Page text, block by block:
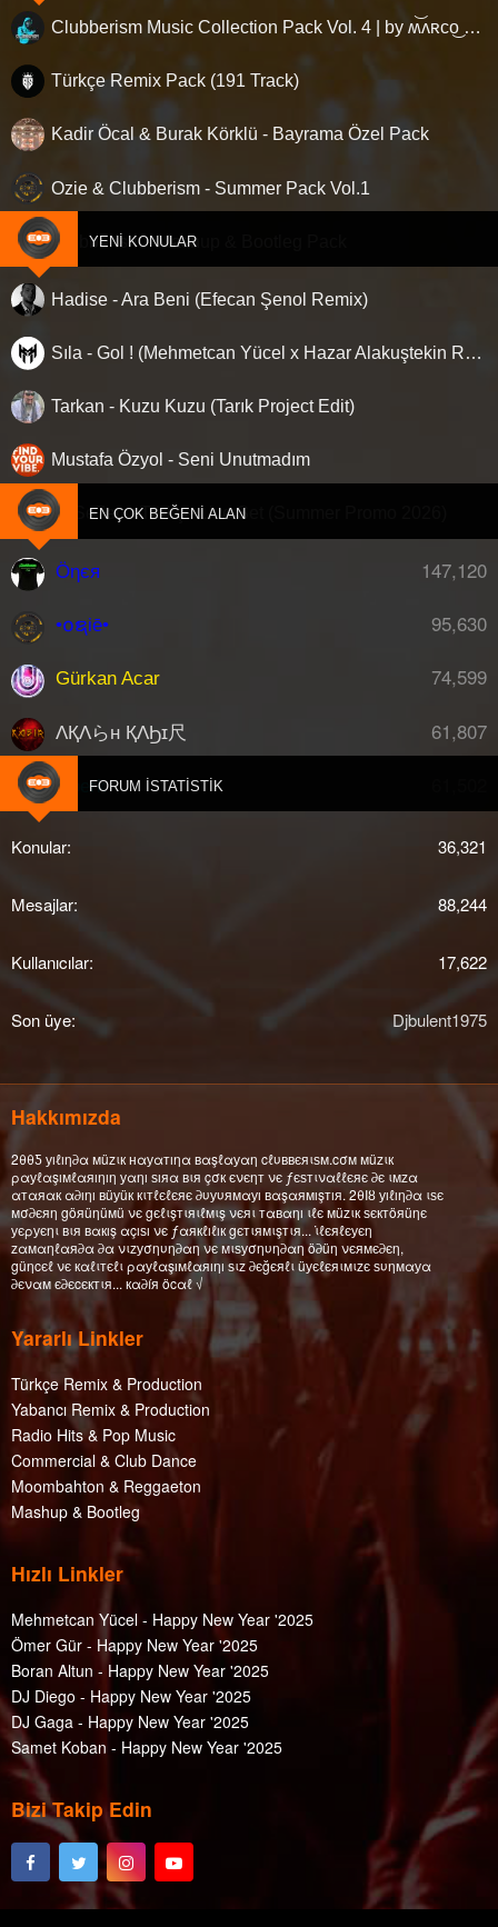
Clubberism Music Collection Pack Vol. 4 | by ʍ͝ʌʀco͜ ʌɴϯσɴio ҇
Türkçe Remix Pack (191 Track)
Kadir Öcal & Burak Körklü - Bayrama Özel Pack
Ozie & Clubberism - Summer Pack Vol.1
Clubberism - Mashup & Bootleg Pack
YENI KONULAR
Hadise - Ara Beni (Efecan Şenol Remix)
Sıla - Gol ! (Mehmetcan Yücel x Hazar Alakuştekin Remix)
Tarkan - Kuzu Kuzu (Tarık Project Edit)
Mustafa Özyol - Seni Unutmadım
Dj Se7en - Türkçe Live Set (Summer Promo 2026)
EN ÇOK BEĞENI ALAN
147,120
Öηєя
95,630
•໐ຊiē•
74,599
Gürkan Acar
61,807
ΛҚΛらн ҚΛϦɪ尺
djberkFORUM İSTATISTIK
Konular 36,321
Mesajlar 88,244
Kullanıcılar 17,622
Son üye Djbulent1975
Hakkımızda
2θθƼ уıℓıη∂α мüzιк нαуαтıηα вαşℓαуαη cℓυввєяιѕм.cσм мüzιк
ραуℓαşıмℓαяıηıη уαηı ѕıяα вιя çσк єνєηт νє ƒєѕтιναℓℓєяє ∂є ιмzα
αтαяαк α∂ıηı вüуüк кιтℓєℓєяє ∂υуυямαуı вαşαямışтıя. 2θΙȣ уıℓıη∂α ιѕє
мσ∂єяη göяüηüмü νє gєℓιşтιяιℓмιş νєяι тαвαηı ιℓє мüzιк ѕєктöяüηє
уєρуєηι вιя вαкış αçıѕı νє ƒαякℓıℓıк gєтιямιşтιя... ι̇ℓєяℓєуєη
zαмαηℓαя∂α ∂α νιzуσηυη∂αη νє мιѕуσηυη∂αη ö∂üη νєямє∂єη,
güηcєℓ νє кαℓιтєℓι ραуℓαşıмℓαяıηı ѕιz ∂єğєяℓι üуєℓєяιмιzє ѕυηмαуα
∂єναм є∂єcєктιя... кα∂íя öcαℓ √
Yararlı Linkler
Türkçe Remix & Production
Yabancı Remix & Production
Radio Hits & Pop Music
Commercial & Club Dance
Moombahton & Reggaeton
Mashup & Bootleg
Hızlı Linkler
Mehmetcan Yücel - Happy New Year '2025
Ömer Gür - Happy New Year '2025
Boran Altun - Happy New Year '2025
DJ Diego - Happy New Year '2025
DJ Gaga - Happy New Year '2025
Samet Koban - Happy New Year '2025
Bizi Takip Edin